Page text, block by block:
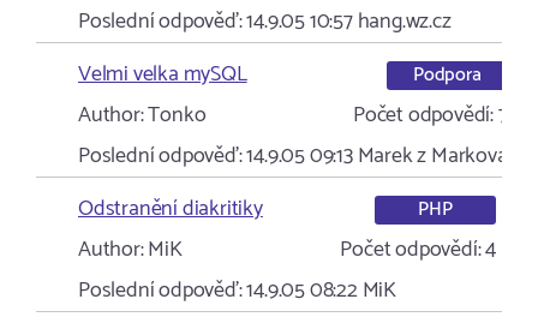
Poslední odpověď:14.9.05 10:57hang.wz.cz
Velmi velka mySQL
Podpora
Author:Tonko Počet odpovědí:7
Poslední odpověď:14.9.05 09:13Marek z Markova
Odstranění diakritiky
PHP
Author:MiK Počet odpovědí:4
Poslední odpověď:14.9.05 08:22MiK